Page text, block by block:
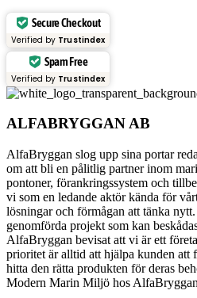
Secure Checkout
Verified by Trustindex
Spam Free
Verified by Trustindex
ALFABRYGGAN AB
AlfaBryggan slog upp sina portar
om att bli en pålitlig partner inom
pontoner, förankringssystem och
vi som en ledande aktör kända för
lösningar och förmågan att tänka
genomförda projekt som kan
AlfaBryggan bevisat att vi är ett
prioritet är alltid att hjälpa kunden att
hitta den rätta produkten för deras
Modern Marin Miljö hos